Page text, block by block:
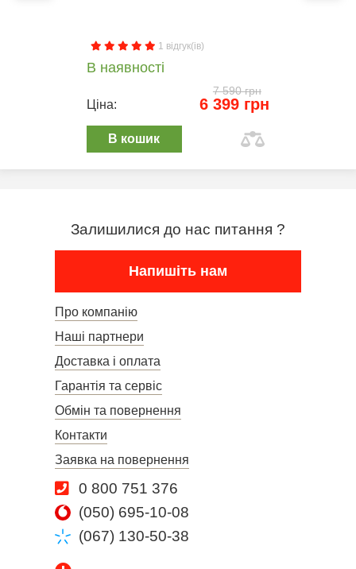
1 відгук(ів)
В наявності
7 590 грн
Ціна: 6 399 грн
В кошик
Залишилися до нас питання ?
Напишіть нам
Про компанію
Наші партнери
Доставка і оплата
Гарантія та сервіс
Обмін та повернення
Контакти
Заявка на повернення
0 800 751 376
(050) 695-10-08
(067) 130-50-38